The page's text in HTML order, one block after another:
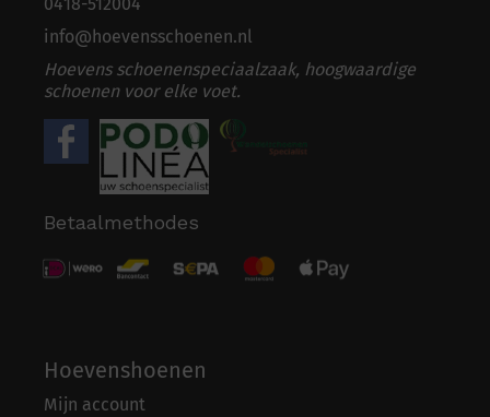
info@hoevensschoenen.nl
Hoevens schoenenspeciaalzaak, hoogwaardige
schoenen voor elke voet.
Betaalmethodes
Hoevenshoenen
Mijn account